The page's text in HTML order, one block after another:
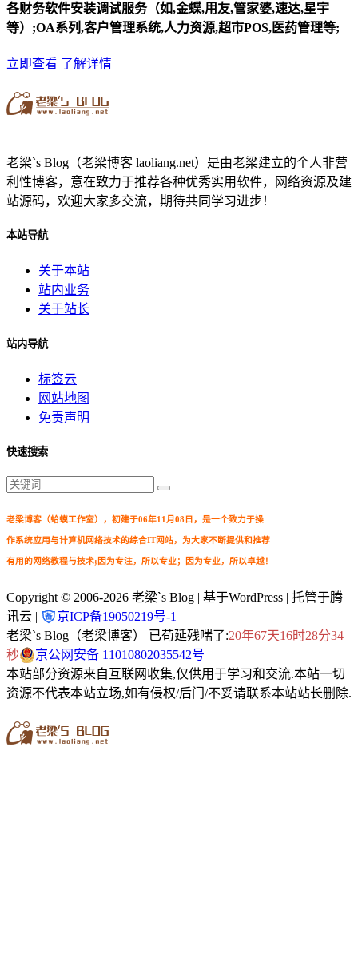
各财务软件安装调试服务（如,金蝶,用友,管家婆,速达,星宇
等）;OA系列,客户管理系统,人力资源,超市POS,医药管理等;
立即查看 了解详情
老梁`s Blog（老梁博客 laoliang.net）是由老梁建立的个人非营
利性博客，意在致力于推荐各种优秀实用软件，网络资源及建
站源码，欢迎大家多交流，期待共同学习进步！
本站导航
关于本站
站内业务
关于站长
站内导航
标签云
网站地图
免责声明
快速搜索
老梁博客（蛤蟆工作室），初建于06年11月08日，是一个致力于操
作系统应用与计算机网络技术的综合IT网站，为大家不断提供和推荐
有用的网络教程与技术;因为专注，所以专业；因为专业，所以卓越！
Copyright © 2006-2026 老梁`s Blog | 基于WordPress | 托管于腾
讯云 |
京ICP备19050219号-1
老梁`s Blog（老梁博客） 已苟延残喘了:20年67天16时28分35
秒
京公网安备 11010802035542号
本站部分资源来自互联网收集,仅供用于学习和交流.本站一切
资源不代表本站立场,如有侵权/后门/不妥请联系本站站长删除.